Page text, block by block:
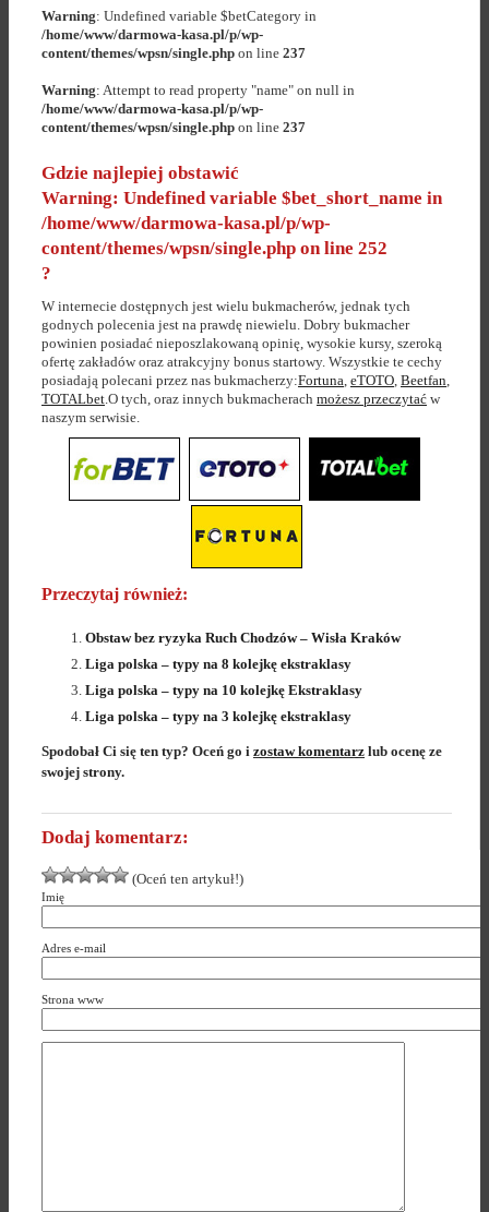
Warning: Undefined variable $betCategory in
/home/www/darmowa-kasa.pl/p/wp-
content/themes/wpsn/single.php on line 237
Warning: Attempt to read property "name" on null in
/home/www/darmowa-kasa.pl/p/wp-
content/themes/wpsn/single.php on line 237
Gdzie najlepiej obstawić
Warning: Undefined variable $bet_short_name in
/home/www/darmowa-kasa.pl/p/wp-
content/themes/wpsn/single.php on line 252
?
W internecie dostępnych jest wielu bukmacherów, jednak tych
godnych polecenia jest na prawdę niewielu. Dobry bukmacher
powinien posiadać nieposzlakowaną opinię, wysokie kursy, szeroką
ofertę zakładów oraz atrakcyjny bonus startowy. Wszystkie te cechy
posiadają polecani przez nas bukmacherzy:Fortuna, eTOTO, Beetfan,
TOTALbet.O tych, oraz innych bukmacherach możesz przeczytać w
naszym serwisie.
Przeczytaj również:
Obstaw bez ryzyka Ruch Chodzów – Wisła Kraków
Liga polska – typy na 8 kolejkę ekstraklasy
Liga polska – typy na 10 kolejkę Ekstraklasy
Liga polska – typy na 3 kolejkę ekstraklasy
Spodobał Ci się ten typ? Oceń go i zostaw komentarz lub ocenę ze
swojej strony.
Dodaj komentarz:
(Oceń ten artykuł!)
Imię
Adres e-mail
Strona www